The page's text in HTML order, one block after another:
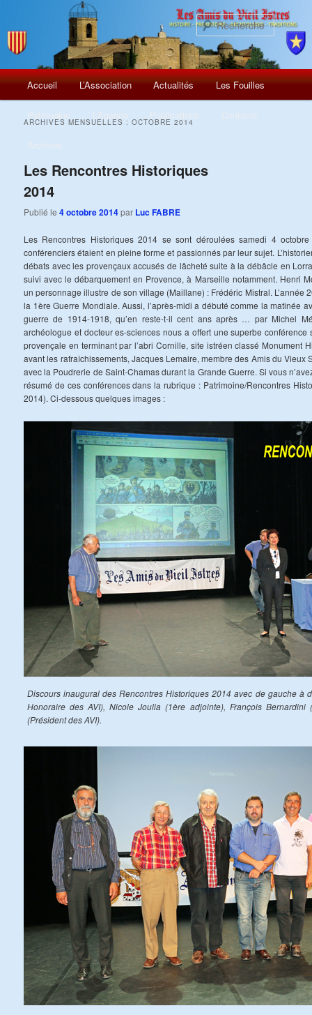
Menu
principal
Aller
principal
Aller
secondaire
Accueil L’Association Actualités Les Fouilles
ARCHIVES MENSUELLES :OCTOBRE 2014
Les Rencontres Historiques
2014
Publié le4 octobre 2014par Luc FABRE
Les Rencontres Historiques 2014 se sont déroulées samedi 4
conférenciers étaient en pleine forme et passionnés par leur sujet.
débats avec les provençaux accusés de lâcheté suite à la débâcle en
suivi avec le débarquement en Provence, à Marseille notamment. Henri
un personnage illustre de son village (Maillane) : Frédéric Mistral. L’année
la 1ère Guerre Mondiale. Aussi, l’après-midi a débuté comme la matinée
guerre de 1914-1918, qu’en reste-t-il cent ans après … par Michel
archéologue et docteur es-sciences nous a offert une superbe
provençale en terminant par l’abri Cornille, site istréen classé Monument
avant les rafraîchissements, Jacques Lemaire, membre des Amis du Vieux
avec la Poudrerie de Saint-Chamas durant la Grande Guerre. Si vous
résumé de ces conférences dans la rubrique : Patrimoine/Rencontres
2014). Ci-dessous quelques images :
Discours inaugural des Rencontres Historiques 2014 avec de gauche à
Honoraire des AVI), Nicole Joulia (1ère adjointe), François Bernardini
(Président des AVI).